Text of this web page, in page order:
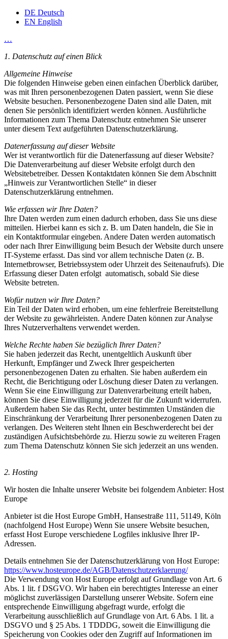
DE Deutsch
EN English
…
1. Datenschutz auf einen Blick
Allgemeine Hinweise
Die folgenden Hinweise geben einen einfachen Überblick darüber,
was mit Ihren personenbezogenen Daten passiert, wenn Sie diese
Website besuchen. Personenbezogene Daten sind alle Daten, mit
denen Sie persönlich identifiziert werden können. Ausführliche
Informationen zum Thema Datenschutz entnehmen Sie unserer
unter diesem Text aufgeführten Datenschutzerklärung.
Datenerfassung auf dieser Website
Wer ist verantwortlich für die Datenerfassung auf dieser Website?
Die Datenverarbeitung auf dieser Website erfolgt durch den
Websitebetreiber. Dessen Kontaktdaten können Sie dem Abschnitt
„Hinweis zur Verantwortlichen Stelle“ in dieser
Datenschutzerklärung entnehmen.
Wie erfassen wir Ihre Daten?
Ihre Daten werden zum einen dadurch erhoben, dass Sie uns diese
mitteilen. Hierbei kann es sich z. B. um Daten handeln, die Sie in
ein Kontaktformular eingeben. Andere Daten werden automatisch
oder nach Ihrer Einwilligung beim Besuch der Website durch unsere
IT-Systeme erfasst. Das sind vor allem technische Daten (z. B.
Internetbrowser, Betriebssystem oder Uhrzeit des Seitenaufrufs). Die
Erfassung dieser Daten erfolgt automatisch, sobald Sie diese
Website betreten.
Wofür nutzen wir Ihre Daten?
Ein Teil der Daten wird erhoben, um eine fehlerfreie Bereitstellung
der Website zu gewährleisten. Andere Daten können zur Analyse
Ihres Nutzerverhaltens verwendet werden.
Welche Rechte haben Sie bezüglich Ihrer Daten?
Sie haben jederzeit das Recht, unentgeltlich Auskunft über
Herkunft, Empfänger und Zweck Ihrer gespeicherten
personenbezogenen Daten zu erhalten. Sie haben außerdem ein
Recht, die Berichtigung oder Löschung dieser Daten zu verlangen.
Wenn Sie eine Einwilligung zur Datenverarbeitung erteilt haben,
können Sie diese Einwilligung jederzeit für die Zukunft widerrufen.
Außerdem haben Sie das Recht, unter bestimmten Umständen die
Einschränkung der Verarbeitung Ihrer personenbezogenen Daten zu
verlangen. Des Weiteren steht Ihnen ein Beschwerderecht bei der
zuständigen Aufsichtsbehörde zu. Hierzu sowie zu weiteren Fragen
zum Thema Datenschutz können Sie sich jederzeit an uns wenden.
2. Hosting
Wir hosten die Inhalte unserer Website bei folgendem Anbieter: Host
Europe
Anbieter ist die Host Europe GmbH, Hansestraße 111, 51149, Köln
(nachfolgend Host Europe) Wenn Sie unsere Website besuchen,
erfasst Host Europe verschiedene Logfiles inklusive Ihrer IP-
Adressen.
Details entnehmen Sie der Datenschutzerklärung von Host Europe:
https://www.hosteurope.de/AGB/Datenschutzerklaerung/
Die Verwendung von Host Europe erfolgt auf Grundlage von Art. 6
Abs. 1 lit. f DSGVO. Wir haben ein berechtigtes Interesse an einer
möglichst zuverlässigen Darstellung unserer Website. Sofern eine
entsprechende Einwilligung abgefragt wurde, erfolgt die
Verarbeitung ausschließlich auf Grundlage von Art. 6 Abs. 1 lit. a
DSGVO und § 25 Abs. 1 TDDDG, soweit die Einwilligung die
Speicherung von Cookies oder den Zugriff auf Informationen im